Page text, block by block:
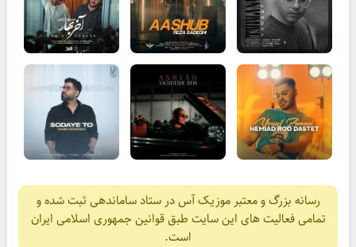
رسانه بزرگ و معتبر موزیک آس در ستاد ساماندهی ثبت شده و
تمامی فعالیت های این سایت طبق قوانین جمهوری اسلامی ایران
است.